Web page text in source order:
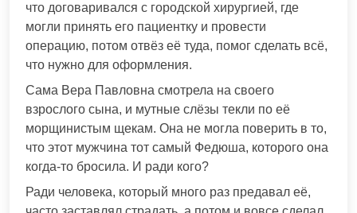
что договаривался с городской хирургией, где
могли принять его пациентку и провести
операцию, потом отвёз её туда, помог сделать всё,
что нужно для оформления.
Сама Вера Павловна смотрела на своего
взрослого сына, и мутные слёзы текли по её
морщинистым щекам. Она не могла поверить в то,
что этот мужчина тот самый Федюша, которого она
когда-то бросила. И ради кого?
Ради человека, который много раз предавал её,